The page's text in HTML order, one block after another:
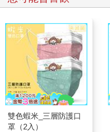
雙色蝦米_三層防護口
罩（2入）